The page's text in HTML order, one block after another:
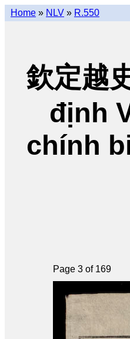
Home » NLV » R.550
欽定越
định
chính
Page 3 of 169